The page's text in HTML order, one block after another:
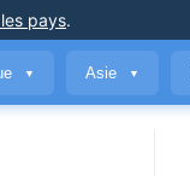
pays.
▼ Asie ▼